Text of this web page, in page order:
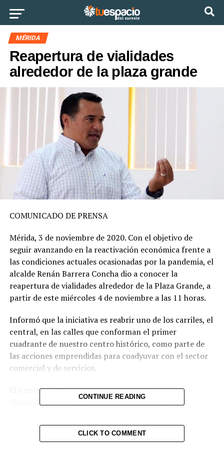
MÉRIDA
Reapertura de vialidades
alrededor de la plaza grande
COMUNICADO DE PRENSA
Mérida, 3 de noviembre de 2020. Con el objetivo de
seguir avanzando en la reactivación económica frente a
las condiciones actuales ocasionadas por la pandemia, el
alcalde Renán Barrera Concha dio a conocer la
reapertura de vialidades alrededor de la Plaza Grande, a
partir de este miércoles 4 de noviembre a las 11 horas.
Informó que la iniciativa es reabrir uno de los carriles, el
central, en las calles que conforman el primer
cuadrante de nuestro centro histórico, como parte de
las acciones emprendidas para coadyuvar con el sector
comercial y de servicios.
El Concejal señaló, que lo anterior se suma a las
disposiciones de apertura escalonada de espacios
Gobierno del Estado.
—En el diálogo que hemos mantenido con el sector
CONTINUE READING
CLICK TO COMMENT
Ir a la versión móvil